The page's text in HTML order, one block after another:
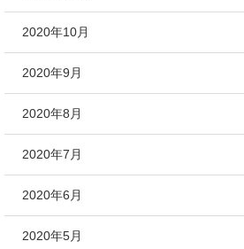
2020年10月
2020年9月
2020年8月
2020年7月
2020年6月
2020年5月